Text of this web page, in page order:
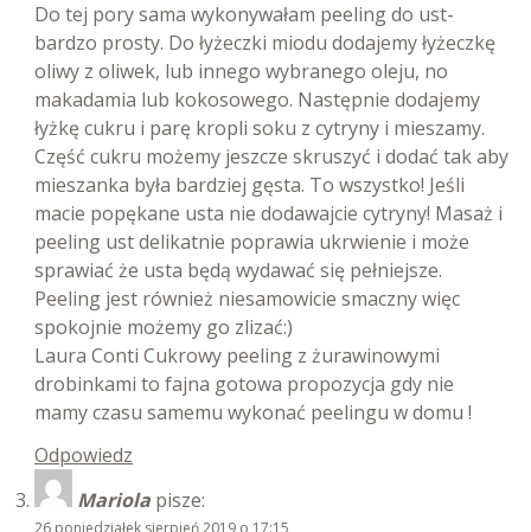
Do tej pory sama wykonywałam peeling do ust-
bardzo prosty. Do łyżeczki miodu dodajemy łyżeczkę
oliwy z oliwek, lub innego wybranego oleju, no
makadamia lub kokosowego. Następnie dodajemy
łyżkę cukru i parę kropli soku z cytryny i mieszamy.
Część cukru możemy jeszcze skruszyć i dodać tak aby
mieszanka była bardziej gęsta. To wszystko! Jeśli
macie popękane usta nie dodawajcie cytryny! Masaż i
peeling ust delikatnie poprawia ukrwienie i może
sprawiać że usta będą wydawać się pełniejsze.
Peeling jest również niesamowicie smaczny więc
spokojnie możemy go zlizać:)
Laura Conti Cukrowy peeling z żurawinowymi
drobinkami to fajna gotowa propozycja gdy nie
mamy czasu samemu wykonać peelingu w domu !
Odpowiedz
Mariola pisze: